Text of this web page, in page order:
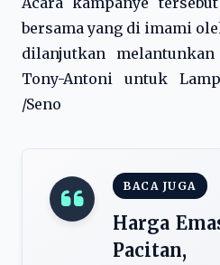
bersama yang di imami
dilanjutkan
Tony-Antoni untuk
/Seno
BACA JUGA
Harga
Pacitan,